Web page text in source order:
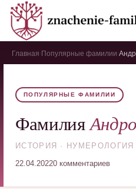
Главная Популярные фамилии
ПОПУЛЯРНЫЕ ФАМИЛИИ
Фамилия
ИСТОРИЯ · НУМЕРОЛОГИЯ
22.04.20220 комментариев